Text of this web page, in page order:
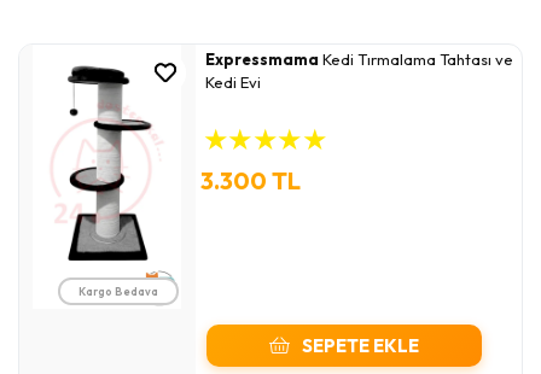
Kargo Bedava
Expressmama Kedi Tırmalama Tahtası ve
Kedi Evi
★★★★★
3.300 TL
SEPETE EKLE